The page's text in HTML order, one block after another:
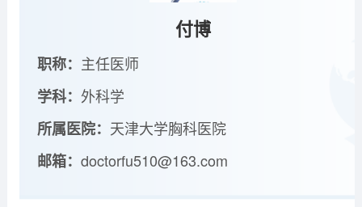
付博
职称： 主任医师
学科： 外科学
所属医院： 天津大学胸科医院
邮箱：doctorfu510@163.com